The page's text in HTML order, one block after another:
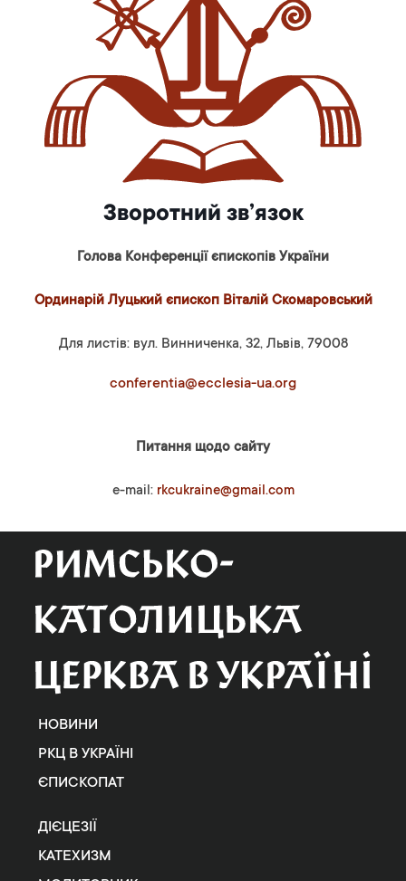
Зворотний зв’язок
Голова Конференції єпископів України
Ординарій Луцький єпископ Віталій Скомаровський
Для листів: вул. Винниченка, 32, Львів, 79008
conferentia@ecclesia-ua.org
Питання щодо сайту
e-mail: rkcukraine@gmail.com
НОВИНИ
РКЦ В УКРАЇНІ
ЄПИСКОПАТ
ДІЄЦЕЗІЇ
КАТЕХИЗМ